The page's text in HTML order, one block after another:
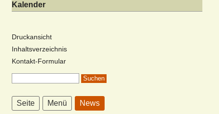
Kalender
Druckansicht
Inhaltsverzeichnis
Kontakt-Formular
Seite Menü News